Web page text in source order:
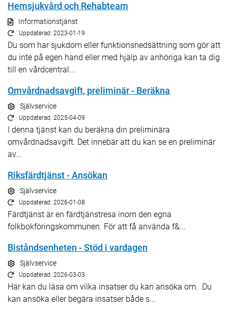
Hemsjukvård och Rehabteam
Informationstjänst
Uppdaterad: 2023-01-19
Du som har sjukdom eller funktionsnedsättning som gör att
du inte på egen hand eller med hjälp av anhöriga kan ta dig
till en vårdcentral...
Omvårdnadsavgift, preliminär - Beräkna
Självservice
Uppdaterad: 2025-04-09
I denna tjänst kan du beräkna din preliminära
omvårdnadsavgift. Det innebär att du kan se en preliminär
av...
Riksfärdtjänst - Ansökan
Självservice
Uppdaterad: 2026-01-08
Färdtjänst är en färdtjänstresa inom den egna
folkbokföringskommunen. För att få använda f&...
Biståndsenheten - Stöd i vardagen
Självservice
Uppdaterad: 2026-03-03
Här kan du läsa om vilka insatser du kan ansöka om. Du
kan ansöka eller begära insatser både s...